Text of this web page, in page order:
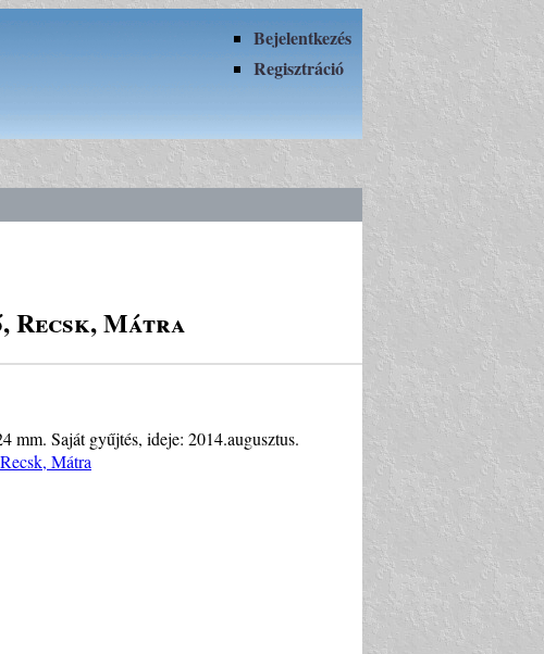
Bejelentkezés
Regisztráció
Mátra
mm. Saját gyűjtés, ideje: 2014.augusztus.
Mátra